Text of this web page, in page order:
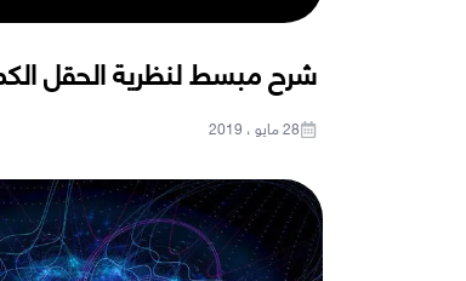
شرح مبسط لنظرية الحقل
28 مايو ، 2019